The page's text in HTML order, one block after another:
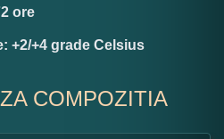
ore
+2/+4 grade Celsius
COMPOZITIA